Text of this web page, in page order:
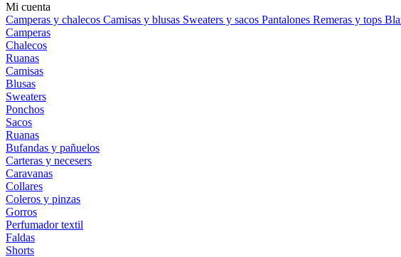
Mi cuenta
Camperas y chalecos Camisas y blusas Sweaters y sacos Pantalones Remeras y tops
Camperas
Chalecos
Ruanas
Camisas
Blusas
Sweaters
Ponchos
Sacos
Ruanas
Bufandas y pañuelos
Carteras y necesers
Caravanas
Collares
Coleros y pinzas
Gorros
Perfumador textil
Faldas
Shorts